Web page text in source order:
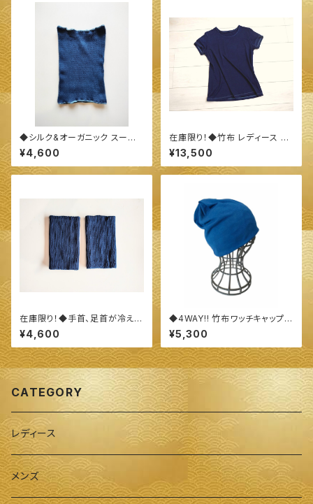
◆シルク&オーガニック スーピ
マコットン キッズ腹巻◆ ～10
0%オーガニックすくも使用 醗酵
建て伊勢藍染～
¥4,600
在庫限り！◆竹布 レディース 半
袖 クルーネック Tシャツ（XL、2
XL）◆ 〜100%オーガニック
すくも使用 醗酵建て伊勢藍染～
¥13,500
在庫限り！◆手首、足首が冷える
方に！ シルク＆コットン 手首足
首ウォーマー◆ ～100%オーガ
ニックすくも使用 醗酵建て伊勢
藍染～
¥4,600
◆4WAY!! 竹布ワッチキャップ◆
～100%オーガニックすくも使用
醗酵建て伊勢藍染～
¥5,300
CATEGORY
レディース
メンズ